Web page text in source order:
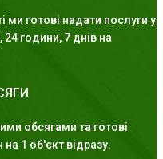
ми готові надати послуги у
години, 7 днів на
обсягами та готові
1 об'єкт відразу.